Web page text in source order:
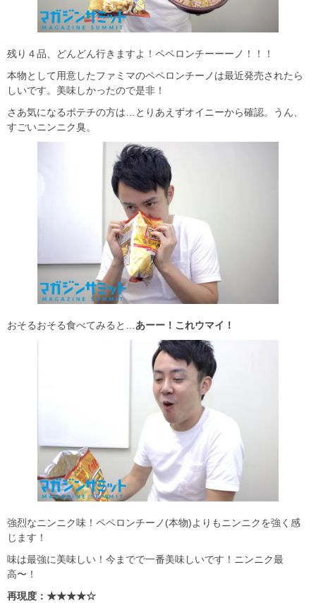
残り４品、どんどん行きますよ！ペペロンチーーーノ！！！
本物として用意したファミマのペペロンチーノは最近発売されたら
しいです。美味しかったので是非！
さあ気になるポテチの方は…とりあえずオイニーから確認。うん、
すごいニンニク臭。
おそるおそる食べてみると… あーー！これウマイ！
強烈なニンニク味！ペペロンチーノ(本物)よりもニンニクを強く感
じます！
味は最強に美味しい！今までで一番美味しいです！ニンニク最
高〜！
再現度：★★★★☆